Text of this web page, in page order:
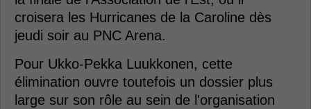
croisera les Hurricanes de la Caroline dès
jeudi soir au PNC Arena.
Pour Ukko-Pekka Luukkonen, cette
élimination ouvre toutefois un dossier plus
large sur son rôle au sein de l'organisation